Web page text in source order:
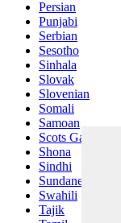
Persian
Punjabi
Serbian
Sesotho
Sinhala
Slovak
Slovenian
Somali
Samoan
Scots Gaelic
Shona
Sindhi
Sundanese
Swahili
Tajik